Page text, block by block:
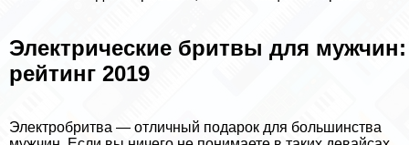
Электрические бритвы для мужчин:
рейтинг 2019
Электробритва — отличный подарок для большинства